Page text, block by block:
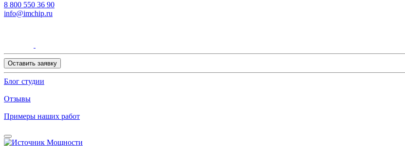
8 800 550 36 90
info@imchip.ru
Оставить заявку
Блог студии
Отзывы
Примеры наших работ